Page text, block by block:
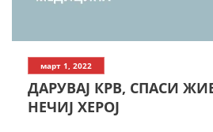
ИСТОРИЈАТ НА
СТРУКТУРА НА
КОНТАКТ
ЧЛЕНСТВО ВО
март 1, 2022
ДАРУВАЈ КРВ, СПАСИ
НЕЧИЈ ХЕРОЈ